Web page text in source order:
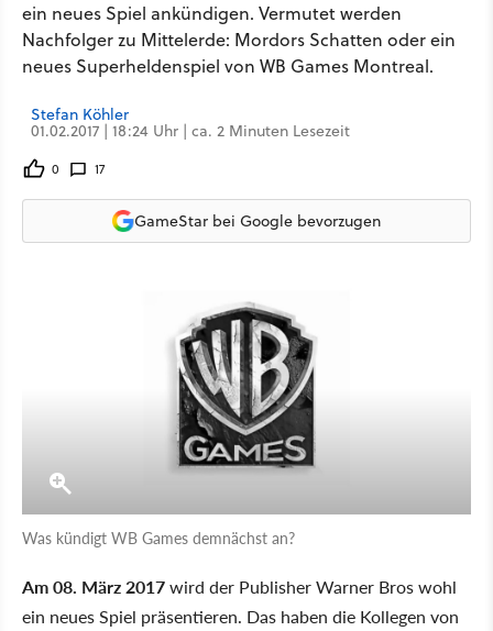
ein neues Spiel ankündigen. Vermutet werden
Nachfolger zu Mittelerde: Mordors Schatten oder ein
neues Superheldenspiel von WB Games Montreal.
Stefan Köhler
01.02.2017 | 18:24 Uhr | ca. 2 Minuten Lesezeit
0 17
GameStar bei Google bevorzugen
Was kündigt WB Games demnächst an?
Am 08. März 2017wird der Publisher Warner Bros wohl
ein neues Spiel präsentieren. Das haben die Kollegen von